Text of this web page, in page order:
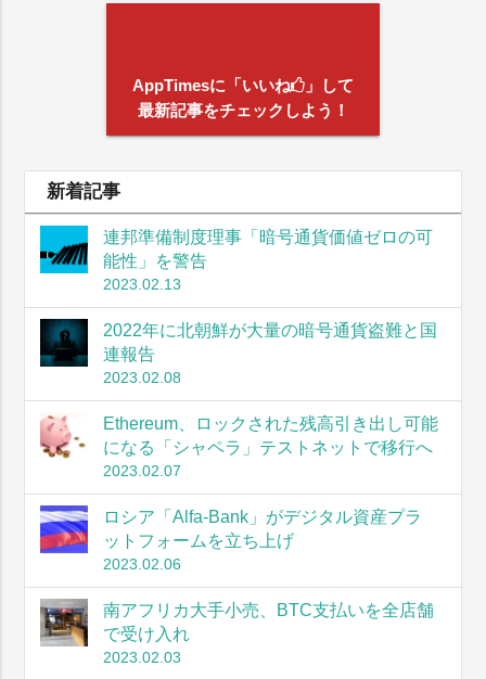
AppTimesに「いいね
」して
最新記事をチェックしよう！
新着記事
連邦準備制度理事「暗号通貨価値ゼロの可
能性」を警告
2023.02.13
2022年に北朝鮮が大量の暗号通貨盗難と国
連報告
2023.02.08
Ethereum、ロックされた残高引き出し可能
になる「シャペラ」テストネットで移行へ
2023.02.07
ロシア「Alfa-Bank」がデジタル資産プラ
ットフォームを立ち上げ
2023.02.06
南アフリカ大手小売、BTC支払いを全店舗
で受け入れ
2023.02.03